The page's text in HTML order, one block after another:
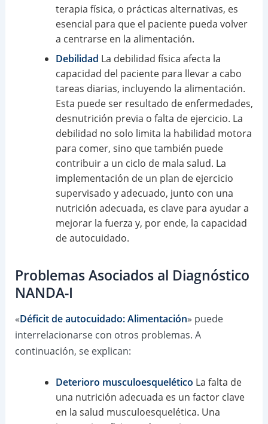
terapia física, o prácticas alternativas, es
esencial para que el paciente pueda volver
a centrarse en la alimentación.
Debilidad La debilidad física afecta la
capacidad del paciente para llevar a cabo
tareas diarias, incluyendo la alimentación.
Esta puede ser resultado de enfermedades,
desnutrición previa o falta de ejercicio. La
debilidad no solo limita la habilidad motora
para comer, sino que también puede
contribuir a un ciclo de mala salud. La
implementación de un plan de ejercicio
supervisado y adecuado, junto con una
nutrición adecuada, es clave para ayudar a
mejorar la fuerza y, por ende, la capacidad
de autocuidado.
Problemas Asociados al Diagnóstico
NANDA-I
«Déficit de autocuidado: Alimentación» puede
interrelacionarse con otros problemas. A
continuación, se explican:
Deterioro musculoesquelético La falta de
una nutrición adecuada es un factor clave
en la salud musculoesquelética. Una